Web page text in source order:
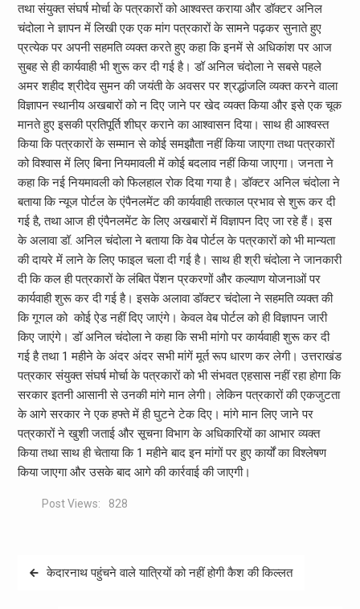
तथा संयुक्त संघर्ष मोर्चा के पत्रकारों को आश्वस्त कराया और डॉक्टर अनिल
चंदोला ने ज्ञापन में लिखी एक एक मांग पत्रकारों के सामने पढ़कर सुनाते हुए
प्रत्येक पर अपनी सहमति व्यक्त करते हुए कहा कि इनमें से अधिकांश पर आज
सुबह से ही कार्यवाही भी शुरू कर दी गई है। डॉ अनिल चंदोला ने सबसे पहले
अमर शहीद श्रीदेव सुमन की जयंती के अवसर पर श्रद्धांजलि व्यक्त करने वाला
विज्ञापन स्थानीय अखबारों को न दिए जाने पर खेद व्यक्त किया और इसे एक चूक
मानते हुए इसकी प्रतिपूर्ति शीघ्र कराने का आश्वासन दिया। साथ ही आश्वस्त
किया कि पत्रकारों के सम्मान से कोई समझौता नहीं किया जाएगा तथा पत्रकारों
को विश्वास में लिए बिना नियमावली में कोई बदलाव नहीं किया जाएगा। जनता ने
कहा कि नई नियमावली को फिलहाल रोक दिया गया है। डॉक्टर अनिल चंदोला ने
बताया कि न्यूज पोर्टल के एंपैनलमेंट की कार्यवाही तत्काल प्रभाव से शुरू कर दी
गई है, तथा आज ही एंपैनलमेंट के लिए अखबारों में विज्ञापन दिए जा रहे हैं। इस
के अलावा डॉ. अनिल चंदोला ने बताया कि वेब पोर्टल के पत्रकारों को भी मान्यता
की दायरे में लाने के लिए फाइल चला दी गई है। साथ ही श्री चंदोला ने जानकारी
दी कि कल ही पत्रकारों के लंबित पेंशन प्रकरणों और कल्याण योजनाओं पर
कार्यवाही शुरू कर दी गई है। इसके अलावा डॉक्टर चंदोला ने सहमति व्यक्त की
कि गूगल को कोई ऐड नहीं दिए जाएंगे। केवल वेब पोर्टल को ही विज्ञापन जारी
किए जाएंगे। डॉ अनिल चंदोला ने कहा कि सभी मांगो पर कार्यवाही शुरू कर दी
गई है तथा 1 महीने के अंदर अंदर सभी मांगें मूर्त रूप धारण कर लेगी। उत्तराखंड
पत्रकार संयुक्त संघर्ष मोर्चा के पत्रकारों को भी संभवत एहसास नहीं रहा होगा कि
सरकार इतनी आसानी से उनकी मांगे मान लेगी। लेकिन पत्रकारों की एकजुटता
के आगे सरकार ने एक हफ्ते में ही घुटने टेक दिए। मांगे मान लिए जाने पर
पत्रकारों ने खुशी जताई और सूचना विभाग के अधिकारियों का आभार व्यक्त
किया तथा साथ ही चेताया कि 1 महीने बाद इन मांगों पर हुए कार्यों का विश्लेषण
किया जाएगा और उसके बाद आगे की कार्रवाई की जाएगी।
Post Views: 828
Postकेदारनाथ पहुंचने वाले यात्रियों को नहीं होगी कैश की किल्लत